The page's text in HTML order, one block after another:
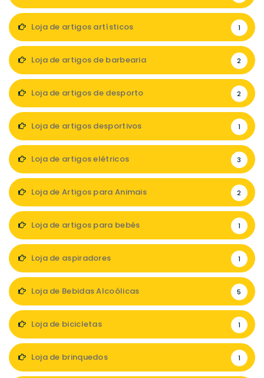
Loja de artigos artísticos 1
Loja de artigos de barbearia 2
Loja de artigos de desporto 2
Loja de artigos desportivos 1
Loja de artigos elétricos 3
Loja de Artigos para Animais 2
Loja de artigos para bebés 1
Loja de aspiradores 1
Loja de Bebidas Alcoólicas 5
Loja de bicicletas 1
Loja de brinquedos 1